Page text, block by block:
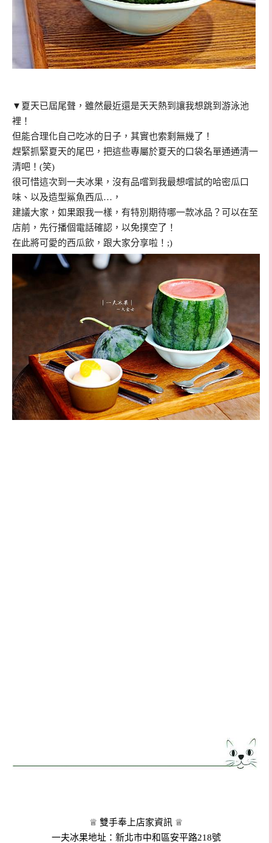
▼夏天已屆尾聲，雖然最近還是天天熱到讓我想跳到游泳池
裡！
但能合理化自己吃冰的日子，其實也索剩無幾了！
趕緊抓緊夏天的尾巴，把這些專屬於夏天的口袋名單通通清一
清吧！(笑)
很可惜這次到一夫冰果，沒有品嚐到我最想嚐試的哈密瓜口
味、以及造型鯊魚西瓜…，
建議大家， 如果跟我一樣，有特別期待哪一款冰品？可以在至
店前，先行播個電話確認，以免撲空了！
在此將可愛的西瓜飲，跟大家分享啦！;)
♕ 雙手奉上店家資訊 ♕
一夫冰果地址：新北市中和區安平路218號